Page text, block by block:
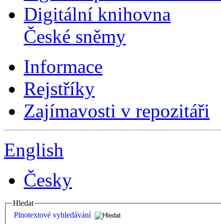
Digitální knihovna
České sněmy
Informace
Rejstříky
Zajímavosti v repozitáři
English
Česky
Hledat
Plnotextové vyhledávání